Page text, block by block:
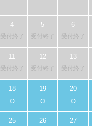
受付終了 受付終了 受付終了
受付終了 受付終了 受付終了
○ ○ ○